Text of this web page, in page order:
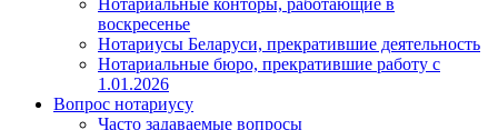
Нотариальные конторы, работающие в
воскресенье
Нотариусы Беларуси, прекратившие деятельность
Нотариальные бюро, прекратившие работу с
1.01.2026
Вопрос нотариусу
Часто задаваемые вопросы